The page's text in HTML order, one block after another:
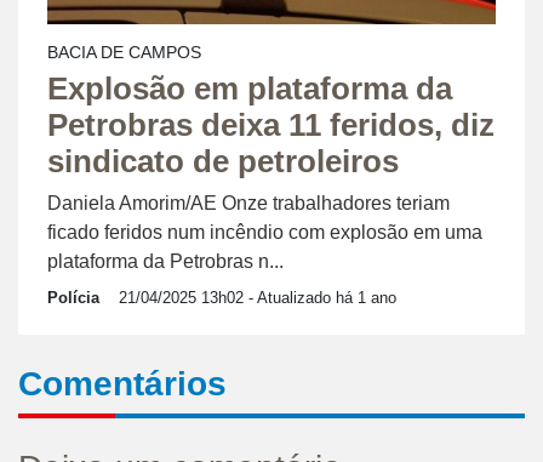
BACIA DE CAMPOS
Explosão em plataforma da
Petrobras deixa 11 feridos, diz
sindicato de petroleiros
Daniela Amorim/AE Onze trabalhadores teriam
ficado feridos num incêndio com explosão em uma
plataforma da Petrobras n...
Polícia 21/04/2025 13h02 - Atualizado há 1 ano
Comentários